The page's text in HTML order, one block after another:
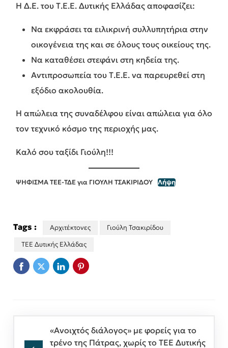
Η Δ.Ε. του Τ.Ε.Ε. Δυτικής Ελλάδας αποφασίζει:
Να εκφράσει τα ειλικρινή συλλυπητήρια στην
οικογένεια της και σε όλους τους οικείους της.
Να καταθέσει στεφάνι στη κηδεία της.
Αντιπροσωπεία του Τ.Ε.Ε. να παρευρεθεί στη
εξόδιο ακολουθία.
Η απώλεια της συναδέλφου είναι απώλεια για όλο
τον τεχνικό κόσμο της περιοχής μας.
Καλό σου ταξίδι Γιούλη!!!
ΨΗΦΙΣΜΑ ΤΕΕ-ΤΔΕ για ΓΙΟΥΛΗ ΤΣΑΚΙΡΙΔΟΥ Λήψη
Tags : Αρχιτέκτονες
Γιούλη Τσακιρίδου
ΤΕΕ Δυτικής Ελλάδας
«Ανοιχτός διάλογος» με φορείς για το
τρένο της Πάτρας, χωρίς το ΤΕΕ Δυτικής